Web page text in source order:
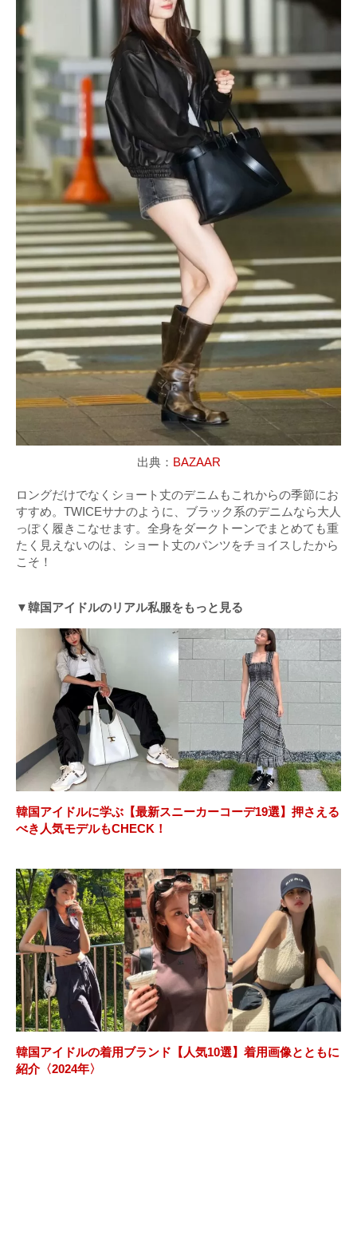
出典： BAZAAR
ロングだけでなくショート丈のデニムもこれからの季節にお
すすめ。TWICEサナのように、ブラック系のデニムなら大人
っぽく履きこなせます。全身をダークトーンでまとめても重
たく見えないのは、ショート丈のパンツをチョイスしたから
こそ！
▼韓国アイドルのリアル私服をもっと見る
韓国アイドルに学ぶ【最新スニーカーコーデ19選】押さえる
べき人気モデルもCHECK！
韓国アイドルの着用ブランド【人気10選】着用画像とともに
紹介〈2024年〉